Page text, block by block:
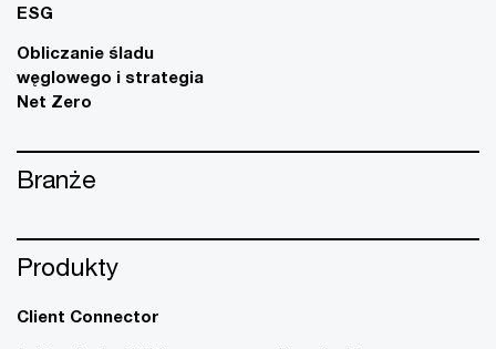
ESG
Obliczanie śladu
węglowego i strategia
Net Zero
Branże
Produkty
Client Connector